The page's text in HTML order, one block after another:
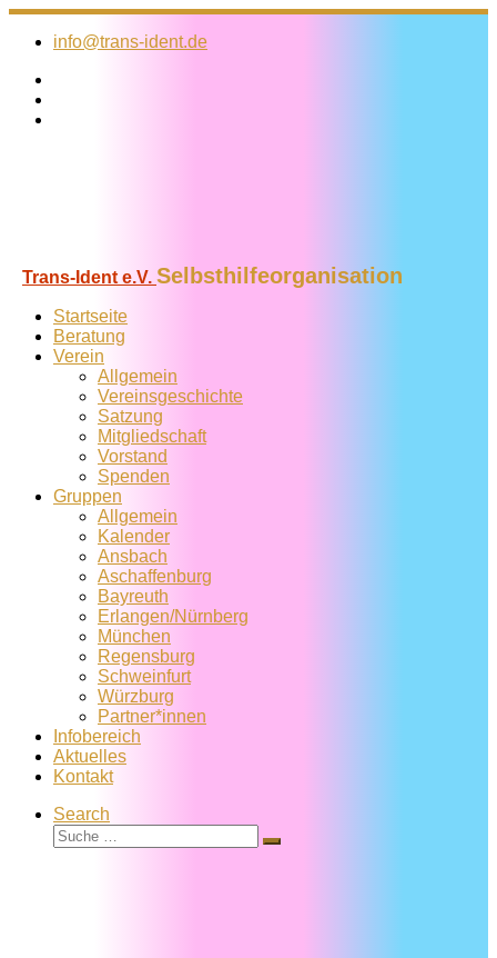
Zum
Inhalt
info@trans-ident.de
Trans-Ident e.V. Selbsthilfeorganisation
Startseite
Beratung
Verein
Allgemein
Vereins­geschichte
Satzung
Mitglied­schaft
Vorstand
Spenden
Gruppen
Allgemein
Kalender
Ansbach
Aschaffenburg
Bayreuth
Erlangen/Nürnberg
München
Regensburg
Schweinfurt
Würzburg
Partner*innen
Infobereich
Aktuelles
Kontakt
Search
Suche
Suche